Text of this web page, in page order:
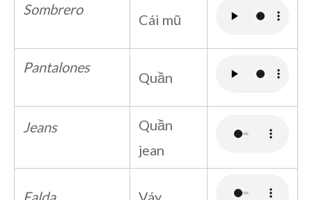
Sombrero
Cái mũ
Pantalones
Quần
Jeans
Quần
jean
Falda Váy